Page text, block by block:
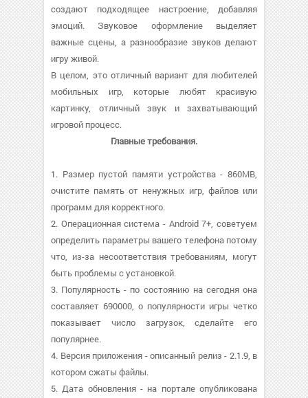
создают подходящее настроение, добавляя
эмоций. Звуковое оформление выделяет
важные сцены, а разнообразие звуков делают
игру живой.
В целом, это отличный вариант для любителей
мобильных игр, которые любят красивую
картинку, отличный звук и захватывающий
игровой процесс.
Главные требования.
1. Размер пустой памяти устройства - 860MB,
очистите память от ненужных игр, файлов или
программ для корректного.
2. Операционная система - Android 7+, советуем
определить параметры вашего телефона потому
что, из-за несоответствия требованиям, могут
быть проблемы с установкой.
3. Популярность - по состоянию на сегодня она
составляет 690000, о популярности игры четко
показывает число загрузок, сделайте его
популярнее.
4. Версия приложения - описанный релиз - 2.1.9, в
котором сжаты файлы.
5. Дата обновления - на портале опубликована